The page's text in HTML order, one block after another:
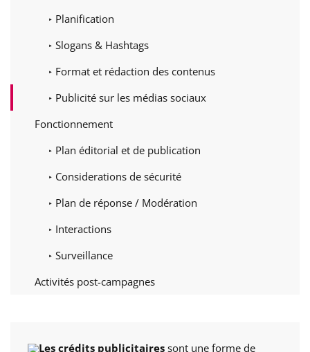
Planification
Slogans & Hashtags
Format et rédaction des contenus
Publicité sur les médias sociaux
Fonctionnement
Plan éditorial et de publication
Considerations de sécurité
Plan de réponse / Modération
Interactions
Surveillance
Activités post-campagnes
Les crédits publicitaires sont une forme de